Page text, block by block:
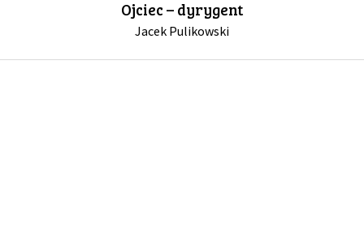
Ojciec – dyrygent
Jacek Pulikowski